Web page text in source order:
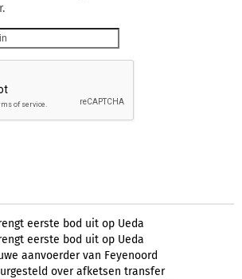
eerste bod uit op Ueda
eerste bod uit op Ueda
aanvoerder van Feyenoord
over afketsen transfer